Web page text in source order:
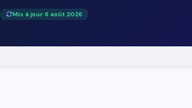
Mis à jour 6 août 2026